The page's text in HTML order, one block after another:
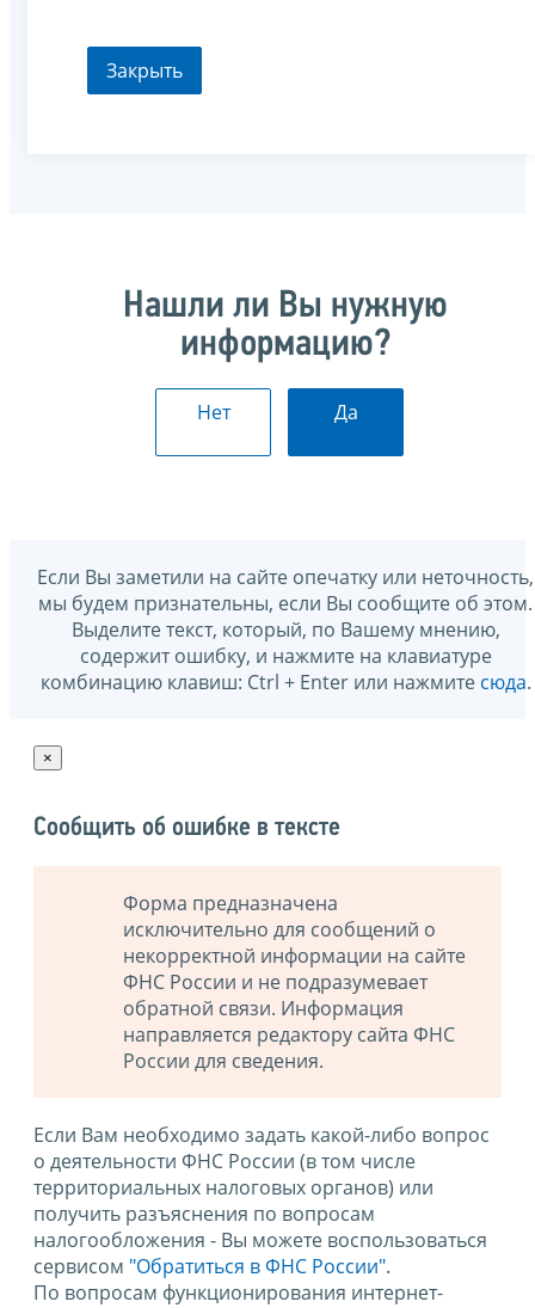
Закрыть
Нашли ли Вы нужную
информацию?
Нет Да
Если Вы заметили на сайте опечатку или неточность,
мы будем признательны, если Вы сообщите об этом.
Выделите текст, который, по Вашему мнению,
содержит ошибку, и нажмите на клавиатуре
комбинацию клавиш: Ctrl + Enter или нажмите сюда.
×
Сообщить об ошибке в тексте
Форма предназначена
исключительно для сообщений о
некорректной информации на сайте
ФНС России и не подразумевает
обратной связи. Информация
направляется редактору сайта ФНС
России для сведения.
Если Вам необходимо задать какой-либо вопрос
о деятельности ФНС России (в том числе
территориальных налоговых органов) или
получить разъяснения по вопросам
налогообложения - Вы можете воспользоваться
сервисом "Обратиться в ФНС России".
По вопросам функционирования интернет-